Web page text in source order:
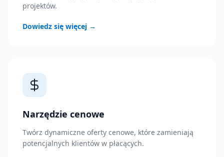
projektów.
Dowiedz się więcej →
Narzędzie cenowe
Twórz dynamiczne oferty cenowe, które zamieniają
potencjalnych klientów w płacących.